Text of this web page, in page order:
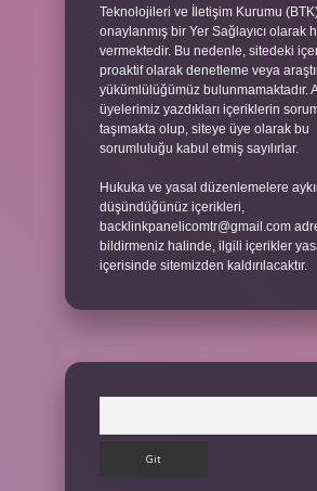
Teknolojileri ve İletişim Kurumu
onaylanmış bir Yer Sağlayıcı olarak
vermektedir. Bu nedenle, sitedeki
proaktif olarak denetleme veya
yükümlülüğümüz bulunmamaktadır.
üyelerimiz yazdıkları içeriklerin
taşımakta olup, siteye üye olarak bu
sorumluluğu kabul etmiş sayılırlar.
Hukuka ve yasal düzenlemelere
düşündüğünüz içerikleri,
backlinkpanelicomtr@gmail.com
bildirmeniz halinde, ilgili içerikler
içerisinde sitemizden kaldırılacaktır.